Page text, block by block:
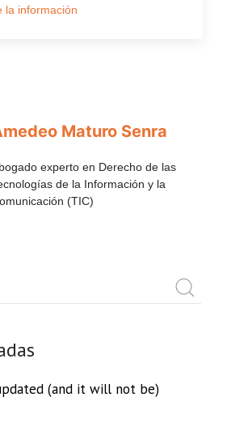
la información
Maturo Senra
experto en Derecho de las
de la Información y la
(TIC)
(and it will not be)